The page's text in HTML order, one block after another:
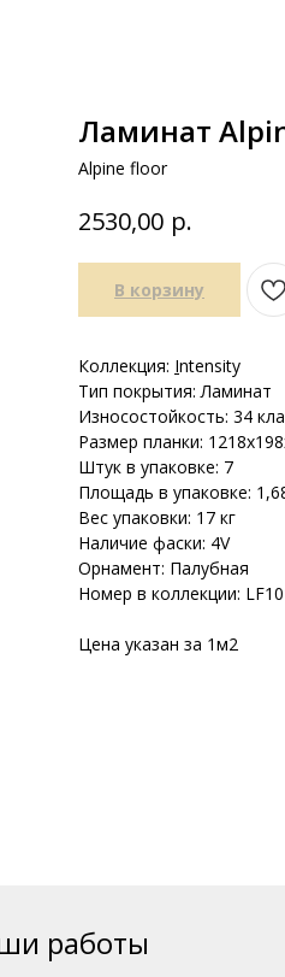
Ламинат
Alpine floor
2530,00 р.
В корзину
Коллекция: Intensity
Тип покрытия: Ламинат
Износостойкость: 34
Размер планки:
Штук в упаковке: 7
Площадь в упаковке:
Вес упаковки: 17 кг
Наличие фаски: 4V
Орнамент: Палубная
Номер в коллекции:
Цена указан за 1м2
работы